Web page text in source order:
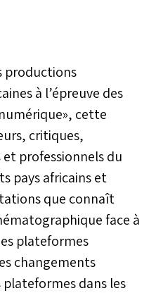
productions
à l’épreuve des
cette
critiques,
professionnels du
pays africains et
que connaît
face à
plateformes
changements
plateformes dans les